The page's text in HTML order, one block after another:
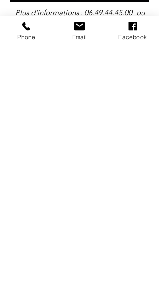
Plus d'informations : 06.49.44.45.00ou
contact@grottedelombrives.com
Phone Email Facebook